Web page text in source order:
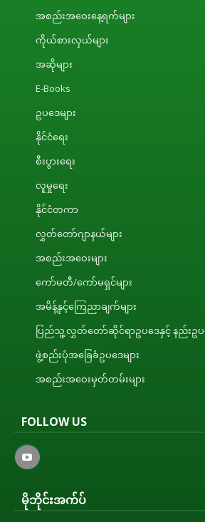
အစည်းအဝေးနေ့ရက်များ
ကိုယ်စားလှယ်များ
အဆိုများ
E-Books
ဥပဒေများ
နိုင်ငံရေး
စီးပွားရေး
လူမှုရေး
နိုင်ငံတကာ
လွှတ်တော်ဂျာနယ်များ
အစည်းအဝေးများ
ကော်မတီ/ကော်မရှင်များ
အမိန့်နှင့်ကြေညာချက်များ
ပြည်သူ့လွှတ်တော်ဆိုင်ရာဥပဒေနှင့် နည်းဥပဒ
ဖွဲ့စည်းပုံအခြေခံဥပဒေများ
အစည်းအဝေးမှတ်တမ်းများ
FOLLOW US
မိုဘိုင်းအက်ပ်